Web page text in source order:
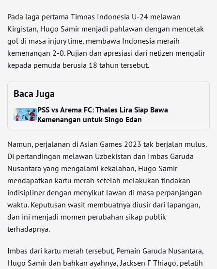
Pada laga pertama Timnas Indonesia U-24 melawan
Kirgistan, Hugo Samir menjadi pahlawan dengan mencetak
gol di masa injury time, membawa Indonesia meraih
kemenangan 2-0. Pujian dan apresiasi dari netizen mengalir
kepada pemuda berusia 18 tahun tersebut.
Baca Juga
PSS vs Arema FC: Thales Lira Siap Bawa
Kemenangan untuk Singo Edan
Namun, perjalanan di Asian Games 2023 tak berjalan mulus.
Di pertandingan melawan Uzbekistan dan Imbas Garuda
Nusantara yang mengalami kekalahan, Hugo Samir
mendapatkan kartu merah setelah melakukan tindakan
indisipliner dengan menyikut lawan di masa perpanjangan
waktu. Keputusan wasit membuatnya diusir dari lapangan,
dan ini menjadi momen perubahan sikap publik
terhadapnya.
Imbas dari kartu merah tersebut, Pemain Garuda Nusantara,
Hugo Samir dan bahkan ayahnya, Jacksen F Thiago, pelatih